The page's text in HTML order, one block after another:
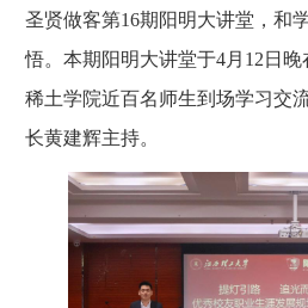
圣贤做客第16期阳明大讲堂，和
悟。本期阳明大讲堂于4月 12 日
稀土学院近百名师生到场学习交
长黄建辉主持。